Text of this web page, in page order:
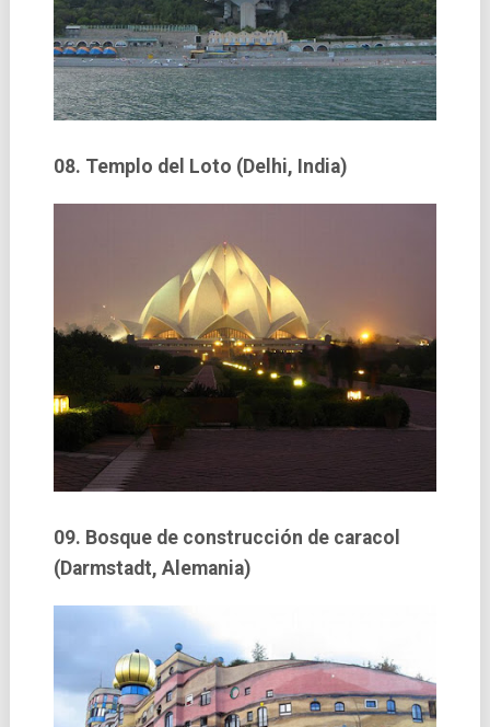
08. Templo del Loto (Delhi, India)
09. Bosque de construcción de caracol
(Darmstadt, Alemania)